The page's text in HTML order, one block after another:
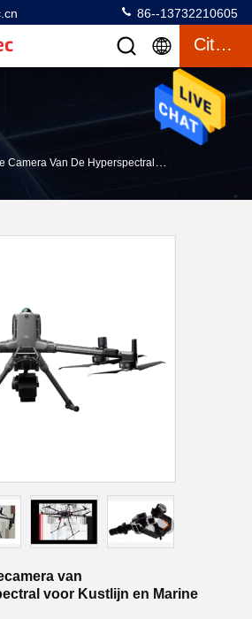
86--13732210605
Citaat
Camera Van De Hyperspectralweergave
van
voor Kustlijn en Marine